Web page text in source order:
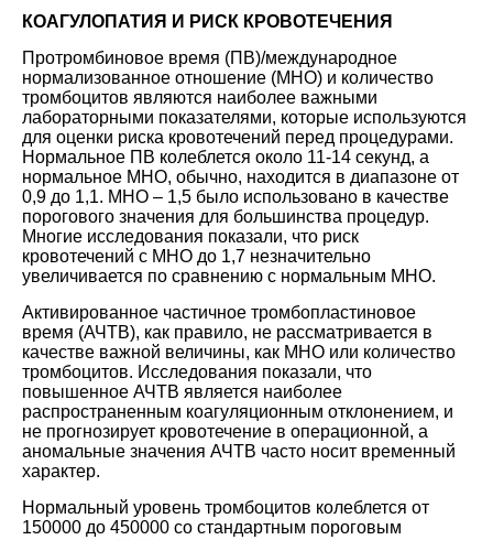
КОАГУЛОПАТИЯ И РИСК КРОВОТЕЧЕНИЯ
Протромбиновое время (ПВ)/международное
нормализованное отношение (МНО) и количество
тромбоцитов являются наиболее важными
лабораторными показателями, которые используются
для оценки риска кровотечений перед процедурами.
Нормальное ПВ колеблется около 11-14 секунд, а
нормальное МНО, обычно, находится в диапазоне от
0,9 до 1,1. МНО – 1,5 было использовано в качестве
порогового значения для большинства процедур.
Многие исследования показали, что риск
кровотечений с МНО до 1,7 незначительно
увеличивается по сравнению с нормальным МНО.
Активированное частичное тромбопластиновое
время (АЧТВ), как правило, не рассматривается в
качестве важной величины, как МНО или количество
тромбоцитов. Исследования показали, что
повышенное АЧТВ является наиболее
распространенным коагуляционным отклонением, и
не прогнозирует кровотечение в операционной, а
аномальные значения АЧТВ часто носит временный
характер.
Нормальный уровень тромбоцитов колеблется от
150000 до 450000 со стандартным пороговым